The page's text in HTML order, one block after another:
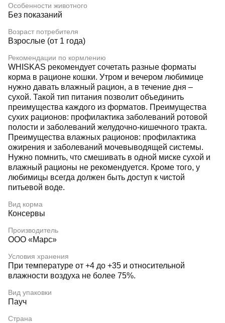
Особенности животного
Без показаний
Возраст потребителя
Взрослые (от 1 года)
Рекомендации по кормлению
WHISKAS рекомендует сочетать разные форматы
корма в рационе кошки. Утром и вечером любимице
нужно давать влажный рацион, а в течение дня –
сухой. Такой тип питания позволит объединить
преимущества каждого из форматов. Преимущества
сухих рационов: профилактика заболеваний ротовой
полости и заболеваний желудочно-кишечного тракта.
Преимущества влажных рационов: профилактика
ожирения и заболеваний мочевыводящей системы.
Нужно помнить, что смешивать в одной миске сухой и
влажный рационы не рекомендуется. Кроме того, у
любимицы всегда должен быть доступ к чистой
питьевой воде.
Вид корма
Консервы
Производитель
ООО «Марс»
Условия хранения
При температуре от +4 до +35 и относительной
влажности воздуха не более 75%.
Вид упаковки
Пауч
Страна